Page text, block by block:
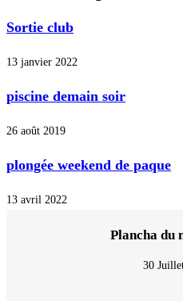
Sortie club
13 janvier 2022
piscine demain soir
26 août 2019
plongée weekend de paque
13 avril 2022
Plancha du
30